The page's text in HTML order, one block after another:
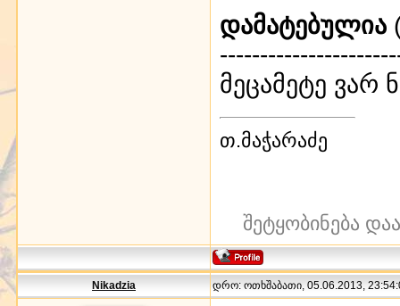
დამატებულია
მეცამეტე ვარ
თ.მაჭარაძე
შეტყობინება
Nikadzia დრო: ოთხშაბათი, 05.06.2013,